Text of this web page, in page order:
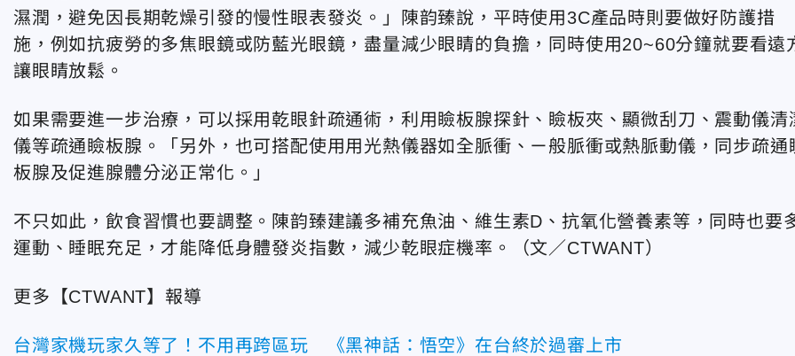
濕潤，避免因長期乾燥引發的慢性眼表發炎。」陳韵臻說，平時使用3C產品時則要做好防護措
施，例如抗疲勞的多焦眼鏡或防藍光眼鏡，盡量減少眼睛的負擔，同時使用20~60分鐘就要看遠
讓眼睛放鬆。
如果需要進一步治療，可以採用乾眼針疏通術，利用瞼板腺探針、瞼板夾、顯微刮刀、震動儀清
儀等疏通瞼板腺。「另外，也可搭配使用用光熱儀器如全脈衝、ㄧ般脈衝或熱脈動儀，同步疏通
板腺及促進腺體分泌正常化。」
不只如此，飲食習慣也要調整。陳韵臻建議多補充魚油、維生素D、抗氧化營養素等，同時也要
運動、睡眠充足，才能降低身體發炎指數，減少乾眼症機率。（文／CTWANT）
更多【CTWANT】報導
台灣家機玩家久等了！不用再跨區玩 《黑神話：悟空》在台終於過審上市